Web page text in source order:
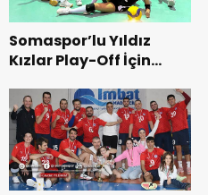
Somaspor’lu Yıldız
Kızlar Play-Off İçin
Verecek!